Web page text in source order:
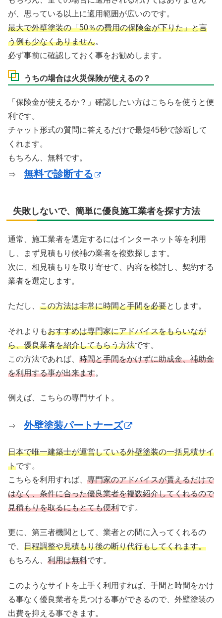
が、思っている以上に適用範囲が広いのです。
最大で外壁塗装の「50％の費用の保険金が下りた」と言
う例も少なくありません。
必ず事前に確認しておく事をお勧めします。
うちの場合は火災保険が使えるの？
「保険金が使えるか？」確認したい方はこちらを使うと便
利です。
チャット形式の質問に答えるだけで最短45秒で診断して
くれます。
もちろん、無料です。
⇒ 無料で診断する
失敗しないで、簡単に優良施工業者を探す方法
通常、施工業者を選定するにはインターネット等を利用
し、まず見積もり候補の業者を複数探します。
次に、相見積もりを取り寄せて、内容を検討し、契約する
業者を選定します。
ただし、 この方法は非常に時間と手間を必要とします。
それよりもおすすめは専門家にアドバイスをもらいなが
ら、優良業者を紹介してもらう方法です。
この方法であれば、 時間と手間をかけずに助成金、補助金
を利用する事が出来ます。
例えば、こちらの専門サイト。
⇒ 外壁塗装パートナーズ
日本で唯一建築士が運営している外壁塗装の一括見積サイ
トです。
こちらを利用すれば、 専門家のアドバイスが貰えるだけで
はなく、条件に合った優良業者を複数紹介してくれるので
見積もりを取るにもとても便利です。
更に、第三者機関として、業者との間に入ってくれるの
で、 日程調整や見積もり後の断り代行もしてくれます。
もちろん、 利用は無料です。
このようなサイトを上手く利用すれば、手間と時間をかけ
る事なく優良業者を見つける事ができるので、外壁塗装の
出費を抑える事できます。